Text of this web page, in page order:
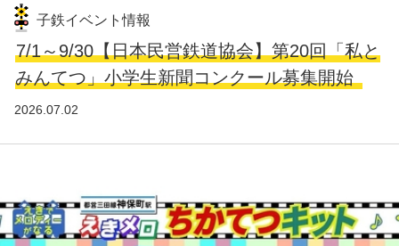
子鉄イベント情報
7/1～9/30【日本民営鉄道協会】第20回「私と
みんてつ」小学生新聞コンクール募集開始
2026.07.02